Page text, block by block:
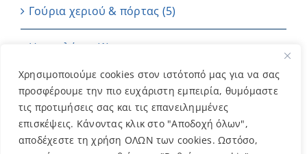
Χρησιμοποιούμε cookies στον ιστότοπό μας για να σας
προσφέρουμε την πιο ευχάριστη εμπειρία, θυμόμαστε
τις προτιμήσεις σας και τις επανειλημμένες
επισκέψεις. Κάνοντας κλικ στο "Αποδοχή όλων",
αποδέχεστε τη χρήση ΟΛΩΝ των cookies. Ωστόσο,
Γούρια χεριού & πόρτας (5)
Ημερολόγιο (1)
Καρτούλες
Κεριά (7)